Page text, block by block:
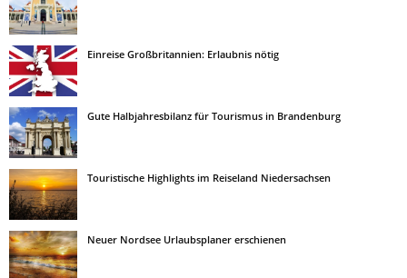
Einreise Großbritannien: Erlaubnis nötig
Gute Halbjahresbilanz für Tourismus in Brandenburg
Touristische Highlights im Reiseland Niedersachsen
Neuer Nordsee Urlaubsplaner erschienen